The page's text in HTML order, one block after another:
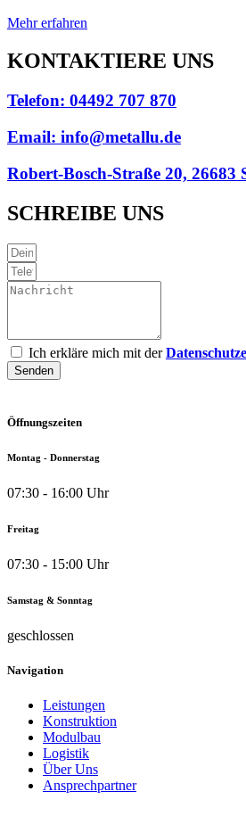
Mehr erfahren
KONTAKTIERE UNS
Telefon: 04492 707 870
Email: info@metallu.de
Robert-Bosch-Straße 20, 26683
SCHREIBE UNS
Ich erkläre mich mit der
Senden
Öffnungszeiten
Montag - Donnerstag
07:30 - 16:00 Uhr
Freitag
07:30 - 15:00 Uhr
Samstag & Sonntag
geschlossen
Navigation
Leistungen
Konstruktion
Modulbau
Logistik
Über Uns
Ansprechpartner